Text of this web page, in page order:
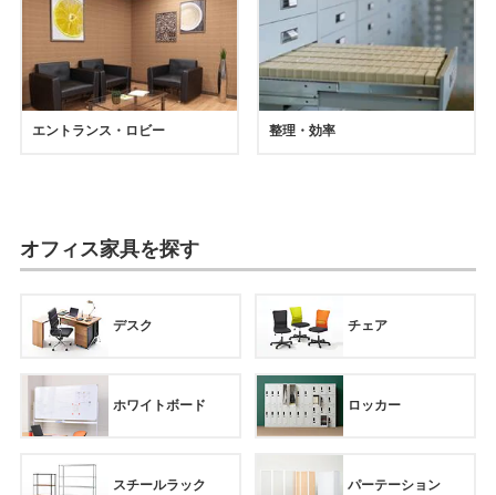
エントランス・ロビー 整理・効率
オフィス家具を探す
デスク チェア
ホワイトボード ロッカー
スチールラック パーテーション